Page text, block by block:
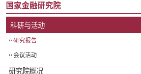
国家金融研究院
科研与活动
研究报告
会议活动
研究院概况